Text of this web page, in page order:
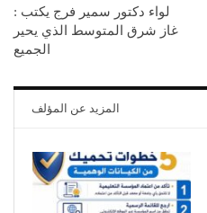
لواء دكتور سمير فرج يكتب :
غاز شرق المتوسط الذي يحير
الجميع
المزيد عن المؤلف